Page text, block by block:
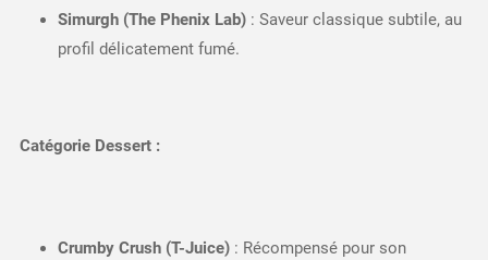
Simurgh (The Phenix Lab): Saveur classique subtile, au
profil délicatement fumé.
Catégorie Dessert :
Crumby Crush (T-Juice): Récompensé pour son